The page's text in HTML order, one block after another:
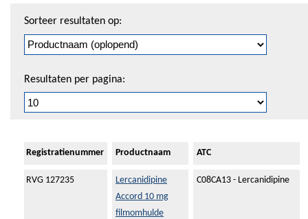
pagineren
Sorteer resultaten op:
Resultaten per pagina:
Registratienummer Productnaam ATC
RVG 127235
Lercanidipine
Accord 10 mg
filmomhulde
C08CA13 - Lercanidipine